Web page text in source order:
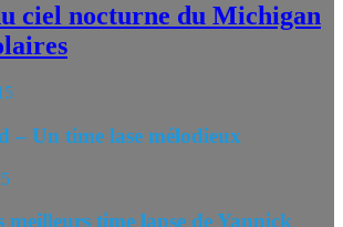
ciel nocturne du Michigan
– Un time lase mélodieux
meilleurs time lapse de Yannick